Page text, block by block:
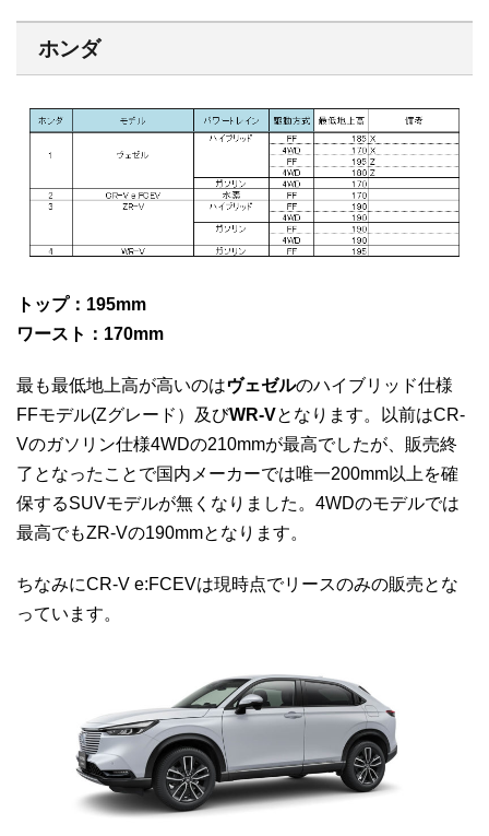
ホンダ
トップ：195mm
ワースト：170mm
最も最低地上高が高いのはヴェゼルのハイブリッド仕様
FFモデル(Zグレード）及びWR-Vとなります。以前はCR-
Vのガソリン仕様4WDの210mmが最高でしたが、販売終
了となったことで国内メーカーでは唯一200mm以上を確
保するSUVモデルが無くなりました。4WDのモデルでは
最高でもZR-Vの190mmとなります。
ちなみにCR-V e:FCEVは現時点でリースのみの販売とな
っています。